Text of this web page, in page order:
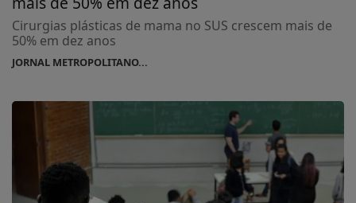
Cirurgias plásticas de mama no SUS crescem mais de
50% em dez anos
JORNAL METROPOLITANO...